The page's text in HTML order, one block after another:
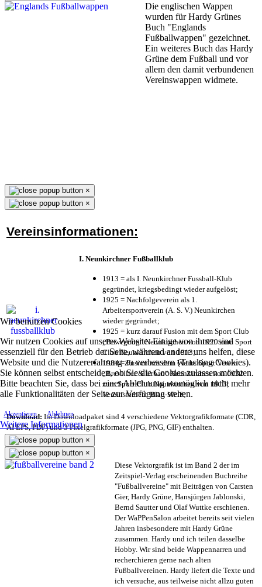
Wir benutzen Cookies
Wir nutzen Cookies auf unserer Website. Einige von ihnen sind
essenziell für den Betrieb der Seite, während andere uns helfen, diese
Website und die Nutzererfahrung zu verbessern (Tracking Cookies).
Sie können selbst entscheiden, ob Sie die Cookies zulassen möchten.
Bitte beachten Sie, dass bei einer Ablehnung womöglich nicht mehr
alle Funktionalitäten der Seite zur Verfügung stehen.
Akzeptieren Ablehnen
Weitere Informationen
Die englischen Wappen
wurden für Hardy Grünes
Buch "Englands
Fußballwappen" gezeichnet.
Ein weiteres Buch das Hardy
Grüne dem Fußball und vor
allem den damit verbundenen
Vereinswappen widmete.
×
×
Vereinsinformationen:
I. Neunkirchner Fußballklub
1913 = als I. Neunkirchner Fussball-Klub
gegründet, kriegsbedingt wieder aufgelöst;
1925 = Nachfolgeverein als 1.
Arbeitersportverein (A. S. V.) Neunkirchen
wieder gegründet;
1925 = kurz darauf Fusion mit dem Sport Club
„Bewegung“ Neunkirchen von 1920 zum Sport
Club Neunkirchen von 1913;
1984 = Fusion mit dem Werks Sport Verein
„Brevillier & Urban“ Neunkirchen von 1932
zum Sport Club Neunkirchen von 1913;
Vereinsfarben: Blau-Weiß;
Download: Im Downloadpaket sind 4 verschiedene Vektorgrafikformate (CDR,
AI EPS, PDF) und 3 Pixelgrafikformate (JPG, PNG, GIF) enthalten.
×
×
Diese Vektorgrafik ist im Band 2 der im
Zeitspiel-Verlag erscheinenden Buchreihe
"Fußballvereine" mit Beiträgen von Carsten
Gier, Hardy Grüne, Hansjürgen Jablonski,
Bernd Sautter und Olaf Wuttke erschienen.
Der WaPPenSalon arbeitet bereits seit vielen
Jahren insbesondere mit Hardy Grüne
zusammen. Hardy und ich teilen dasselbe
Hobby. Wir sind beide Wappennarren und
recherchieren gerne nach alten
Fußballvereinen. Hardy liefert die Texte und
ich versuche, aus teilweise nicht allzu guten